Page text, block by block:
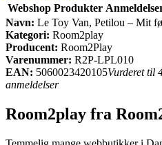
Webshop Produkter
Navn: Le Toy Van, Petilou – Mit
Kategori: Room2play
Producent: Room2Play
Varenummer: R2P-LPL010
EAN: 5060023420105Vurderet til
anmeldelser
Room2play fra